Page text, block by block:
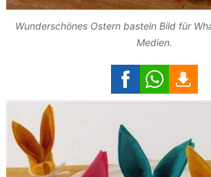
Wunderschönes Ostern basteln Bild für
Medien.